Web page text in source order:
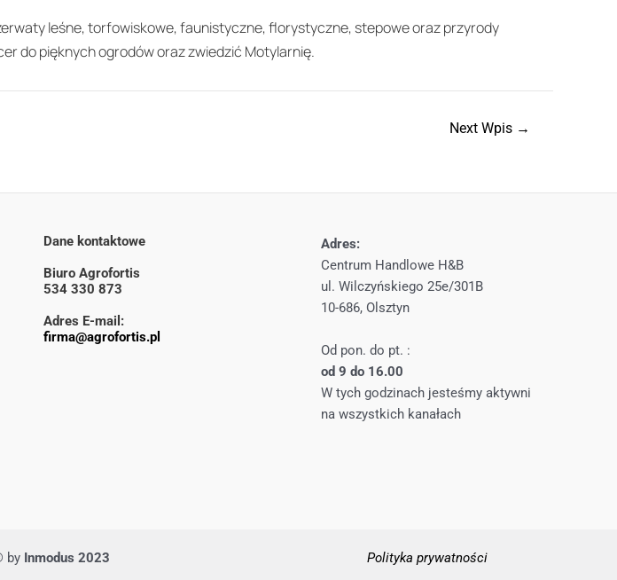
leśne, torfowiskowe, faunistyczne, florystyczne, stepowe oraz przyrody
do pięknych ogrodów oraz zwiedzić Motylarnię.
Next Wpis →
Dane kontaktowe
Biuro Agrofortis
534 330 873
Adres E-mail:
firma@agrofortis.pl
Adres:
Centrum Handlowe H&B
ul. Wilczyńskiego 25e/301B
10-686, Olsztyn
Od pon. do pt. :
od 9 do 16.00
W tych godzinach jesteśmy aktywni
na wszystkich kanałach
by Inmodus 2023 Polityka prywatności